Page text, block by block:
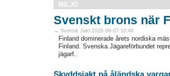
MILJÖ
Svenskt brons när
→ Svensk Jakt 2026-08-07 10:48
Finland dominerade årets nordiska
Finland. Svenska Jägareförbundet
jägarf..
Skyddsjakt på åländska